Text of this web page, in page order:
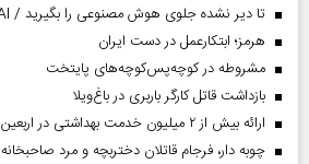
تا دیر نشده جلوی هوش مصنوعی را بگیرید / AI به انسان مسلط می‌شود؟
هرمز؛ ابتکارعمل در دست ایران
مشروطه در کوچه‌پس‌کوچه‌های پایتخت
بازداشت قاتل کارگر باربری در باغ‌ویلا
ارائه بیش از ۲ میلیون خدمت بهداشتی در اربعین حسینی
چوبه دار، فرجام قاتلان دختربچه و مرد صاحبخانه